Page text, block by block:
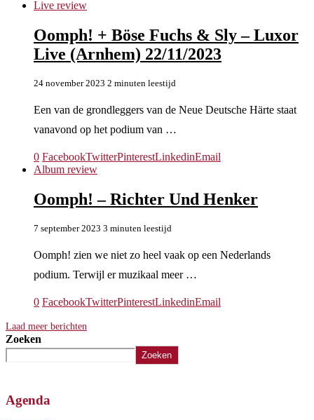
Live review
Oomph! + Böse Fuchs & Sly – Luxor
Live (Arnhem) 22/11/2023
24 november 2023 2 minuten leestijd
Een van de grondleggers van de Neue Deutsche Härte staat
vanavond op het podium van …
0 FacebookTwitterPinterestLinkedinEmail
Album review
Oomph! – Richter Und Henker
7 september 2023 3 minuten leestijd
Oomph! zien we niet zo heel vaak op een Nederlands
podium. Terwijl er muzikaal meer …
0 FacebookTwitterPinterestLinkedinEmail
Laad meer berichten
Zoeken
Zoeken
Agenda